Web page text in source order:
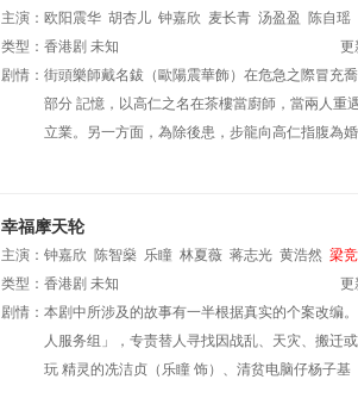
主演： 欧阳震华 胡杏儿 钟嘉欣 麦长青 汤盈盈
陈自瑶
类型： 香港剧 未知
更
剧情： 街頭樂師戴名鈸（歐陽震華飾）在危急之際冒充
部分 記憶，以高仁之名在茶樓當廚師，當兩人重
立業。另一方面，為除後患，步龍向高仁指腹為
幸福摩天轮
主演： 钟嘉欣 陈智燊 乐瞳 林夏薇 蒋志光 黄浩然 梁
类型： 香港剧 未知
更
剧情： 本剧中所涉及的故事有一半根据真实的个案改编
人服务组」，专责替人寻找因战乱、天灾、搬迁
玩 精灵的冼洁贞（乐瞳 饰）、清贫电脑仔杨子